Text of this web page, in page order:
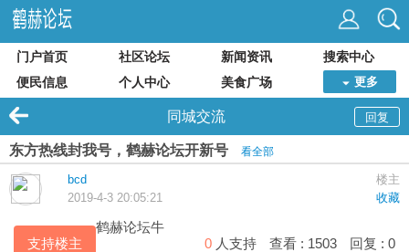
门户首页 社区论坛 新闻资讯
搜索中心
便民信息
个人中心 美食广场 更多
回复
同城交流
东方热线封我号，鹤赫论坛开新号 看全部
楼主
bcd
收藏
2019-4-3 20:05:21
鹤赫论坛牛
支持楼主
0 人支持 查看 : 1503 回复 : 0